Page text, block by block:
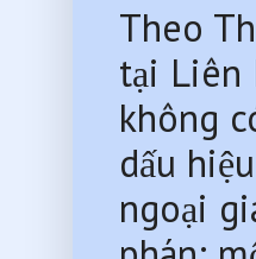
Theo
tại Liên
không
dấu
ngoại